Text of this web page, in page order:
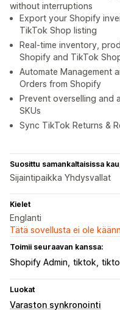
without interruptions
Export your Shopify
TikTok Shop listing
Real-time inventory,
Shopify and TikTok
Automate Management
Orders from Shopify
Prevent overselling and
SKUs
Sync TikTok Returns &
Suosittu samankaltaisissa
Sijaintipaikka Yhdysvallat
Kielet
Englanti
Tätä sovellusta ei ole
Toimii seuraavan kanssa:
Shopify Admin tiktok
Luokat
Varaston synkronointi